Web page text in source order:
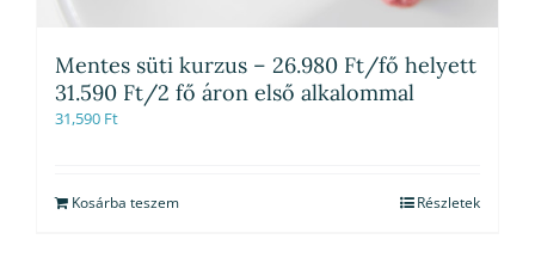
Mentes süti kurzus – 26.980 Ft/fő helyett
31.590 Ft/2 fő áron első alkalommal
31,590 Ft
Kosárba teszem Részletek